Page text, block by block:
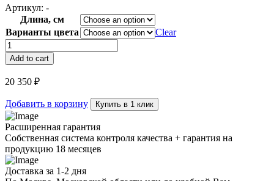
Артикул: -
Длина, см
Варианты цвета
Clear
Светильник
Tracer
Bar
1.2
quantity
Add to cart
20 350 ₽
Добавить в корзину Купить в 1 клик
Расширенная гарантия
Собственная система контроля качества + гарантия на
продукцию 18 месяцев
Доставка за 1-2 дня